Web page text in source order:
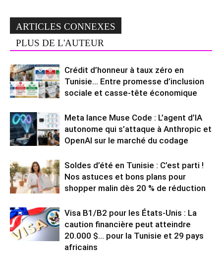
ARTICLES CONNEXES
PLUS DE L'AUTEUR
Crédit d’honneur à taux zéro en
Tunisie… Entre promesse d’inclusion
sociale et casse-tête économique
Meta lance Muse Code : L’agent d’IA
autonome qui s’attaque à Anthropic et
OpenAI sur le marché du codage
Soldes d’été en Tunisie : C’est parti !
Nos astuces et bons plans pour
shopper malin dès 20 % de réduction
Visa B1/B2 pour les États-Unis : La
caution financière peut atteindre
20.000 $… pour la Tunisie et 29 pays
africains